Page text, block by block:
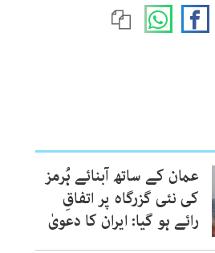
عمان کے ساتھ آبنائے ہُرمز
کی نئی گزرگاہ پر اتفاقِ
رائے ہو گیا: ایران کا دعویٰ